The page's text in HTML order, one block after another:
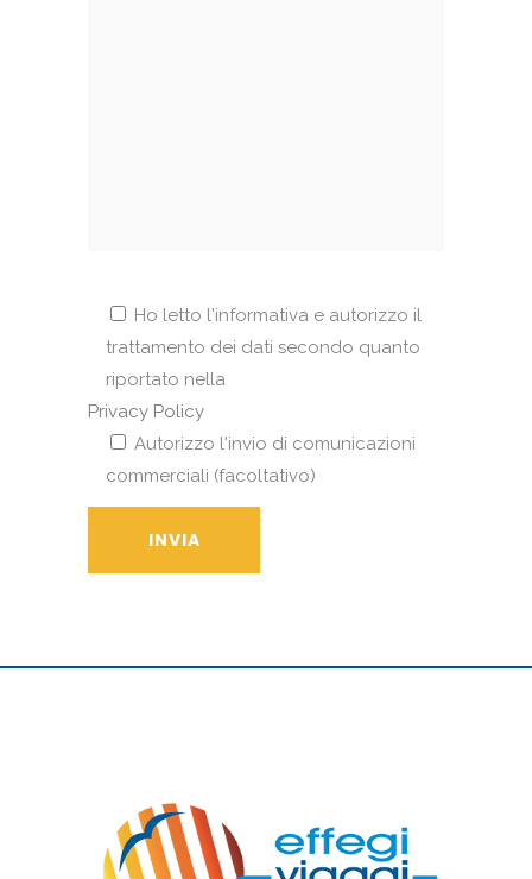
Ho letto l'informativa e autorizzo il
trattamento dei dati secondo quanto
riportato nella
Privacy Policy
Autorizzo l'invio di comunicazioni
commerciali (facoltativo)